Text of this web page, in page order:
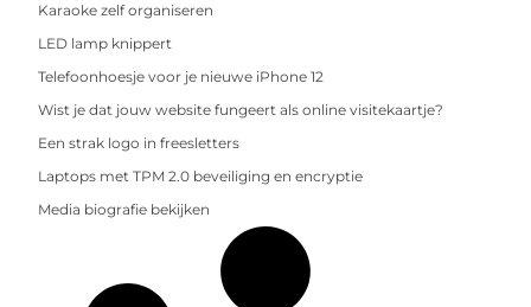
Karaoke zelf organiseren
LED lamp knippert
Telefoonhoesje voor je nieuwe iPhone 12
Wist je dat jouw website fungeert als online visitekaartje?
Een strak logo in freesletters
Laptops met TPM 2.0 beveiliging en encryptie
Media biografie bekijken